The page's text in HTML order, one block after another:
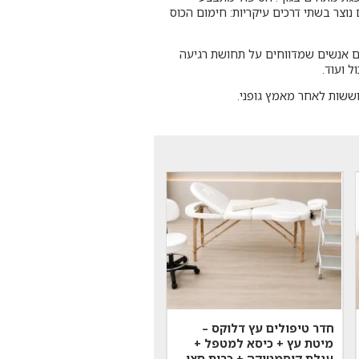
בשתי דרכים עיקריות: חימום הכוס
אנשים שמדווחים על תחושת רגיעה
ועוד.
לאחר מאמץ גופני.
חדר טיפולים עץ דלוקס –
מיטת עץ + כיסא למטפל +